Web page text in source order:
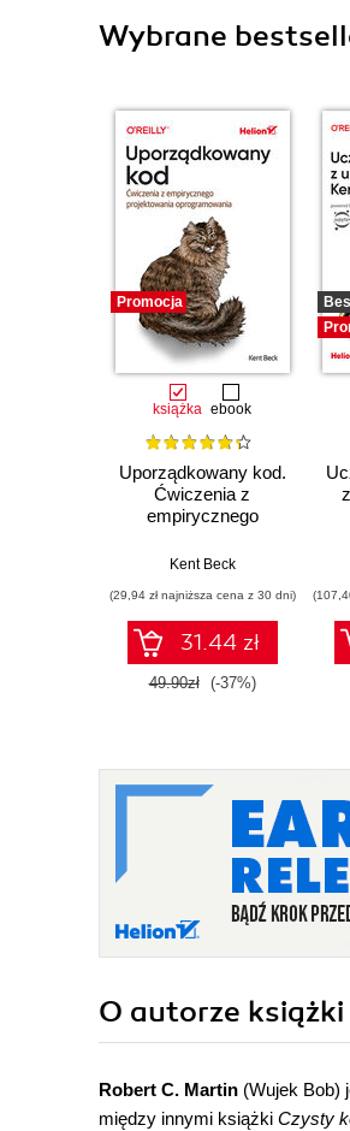
Wybrane
Promocja
książka ebook
Uporządkowany kod.
Ćwiczenia z
empirycznego
oprogramowania
Kent Beck
(29,94 zł najniższa cena z 30 dni)
31.44 zł
49.90zł (-37%)
O autorze książki
Robert C. Martin (Wujek Bob)
między innymi książki Czysty